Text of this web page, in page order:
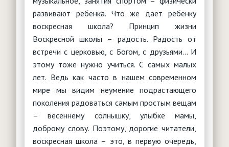
развивают ребёнка. Что же даёт ребёнку
воскресная школа? Принцип жизни
Воскресной школы – радость. Радость от
встречи с церковью, с Богом, с друзьями… И
этому тоже нужно учиться. С самых малых
лет. Ведь как часто в нашем современном
мире мы видим неумение подрастающего
поколения радоваться самым простым вещам
– весеннему солнышку, улыбке мамы,
доброму слову. Поэтому, дорогие читатели,
воскресная школа – это, в первую очередь,